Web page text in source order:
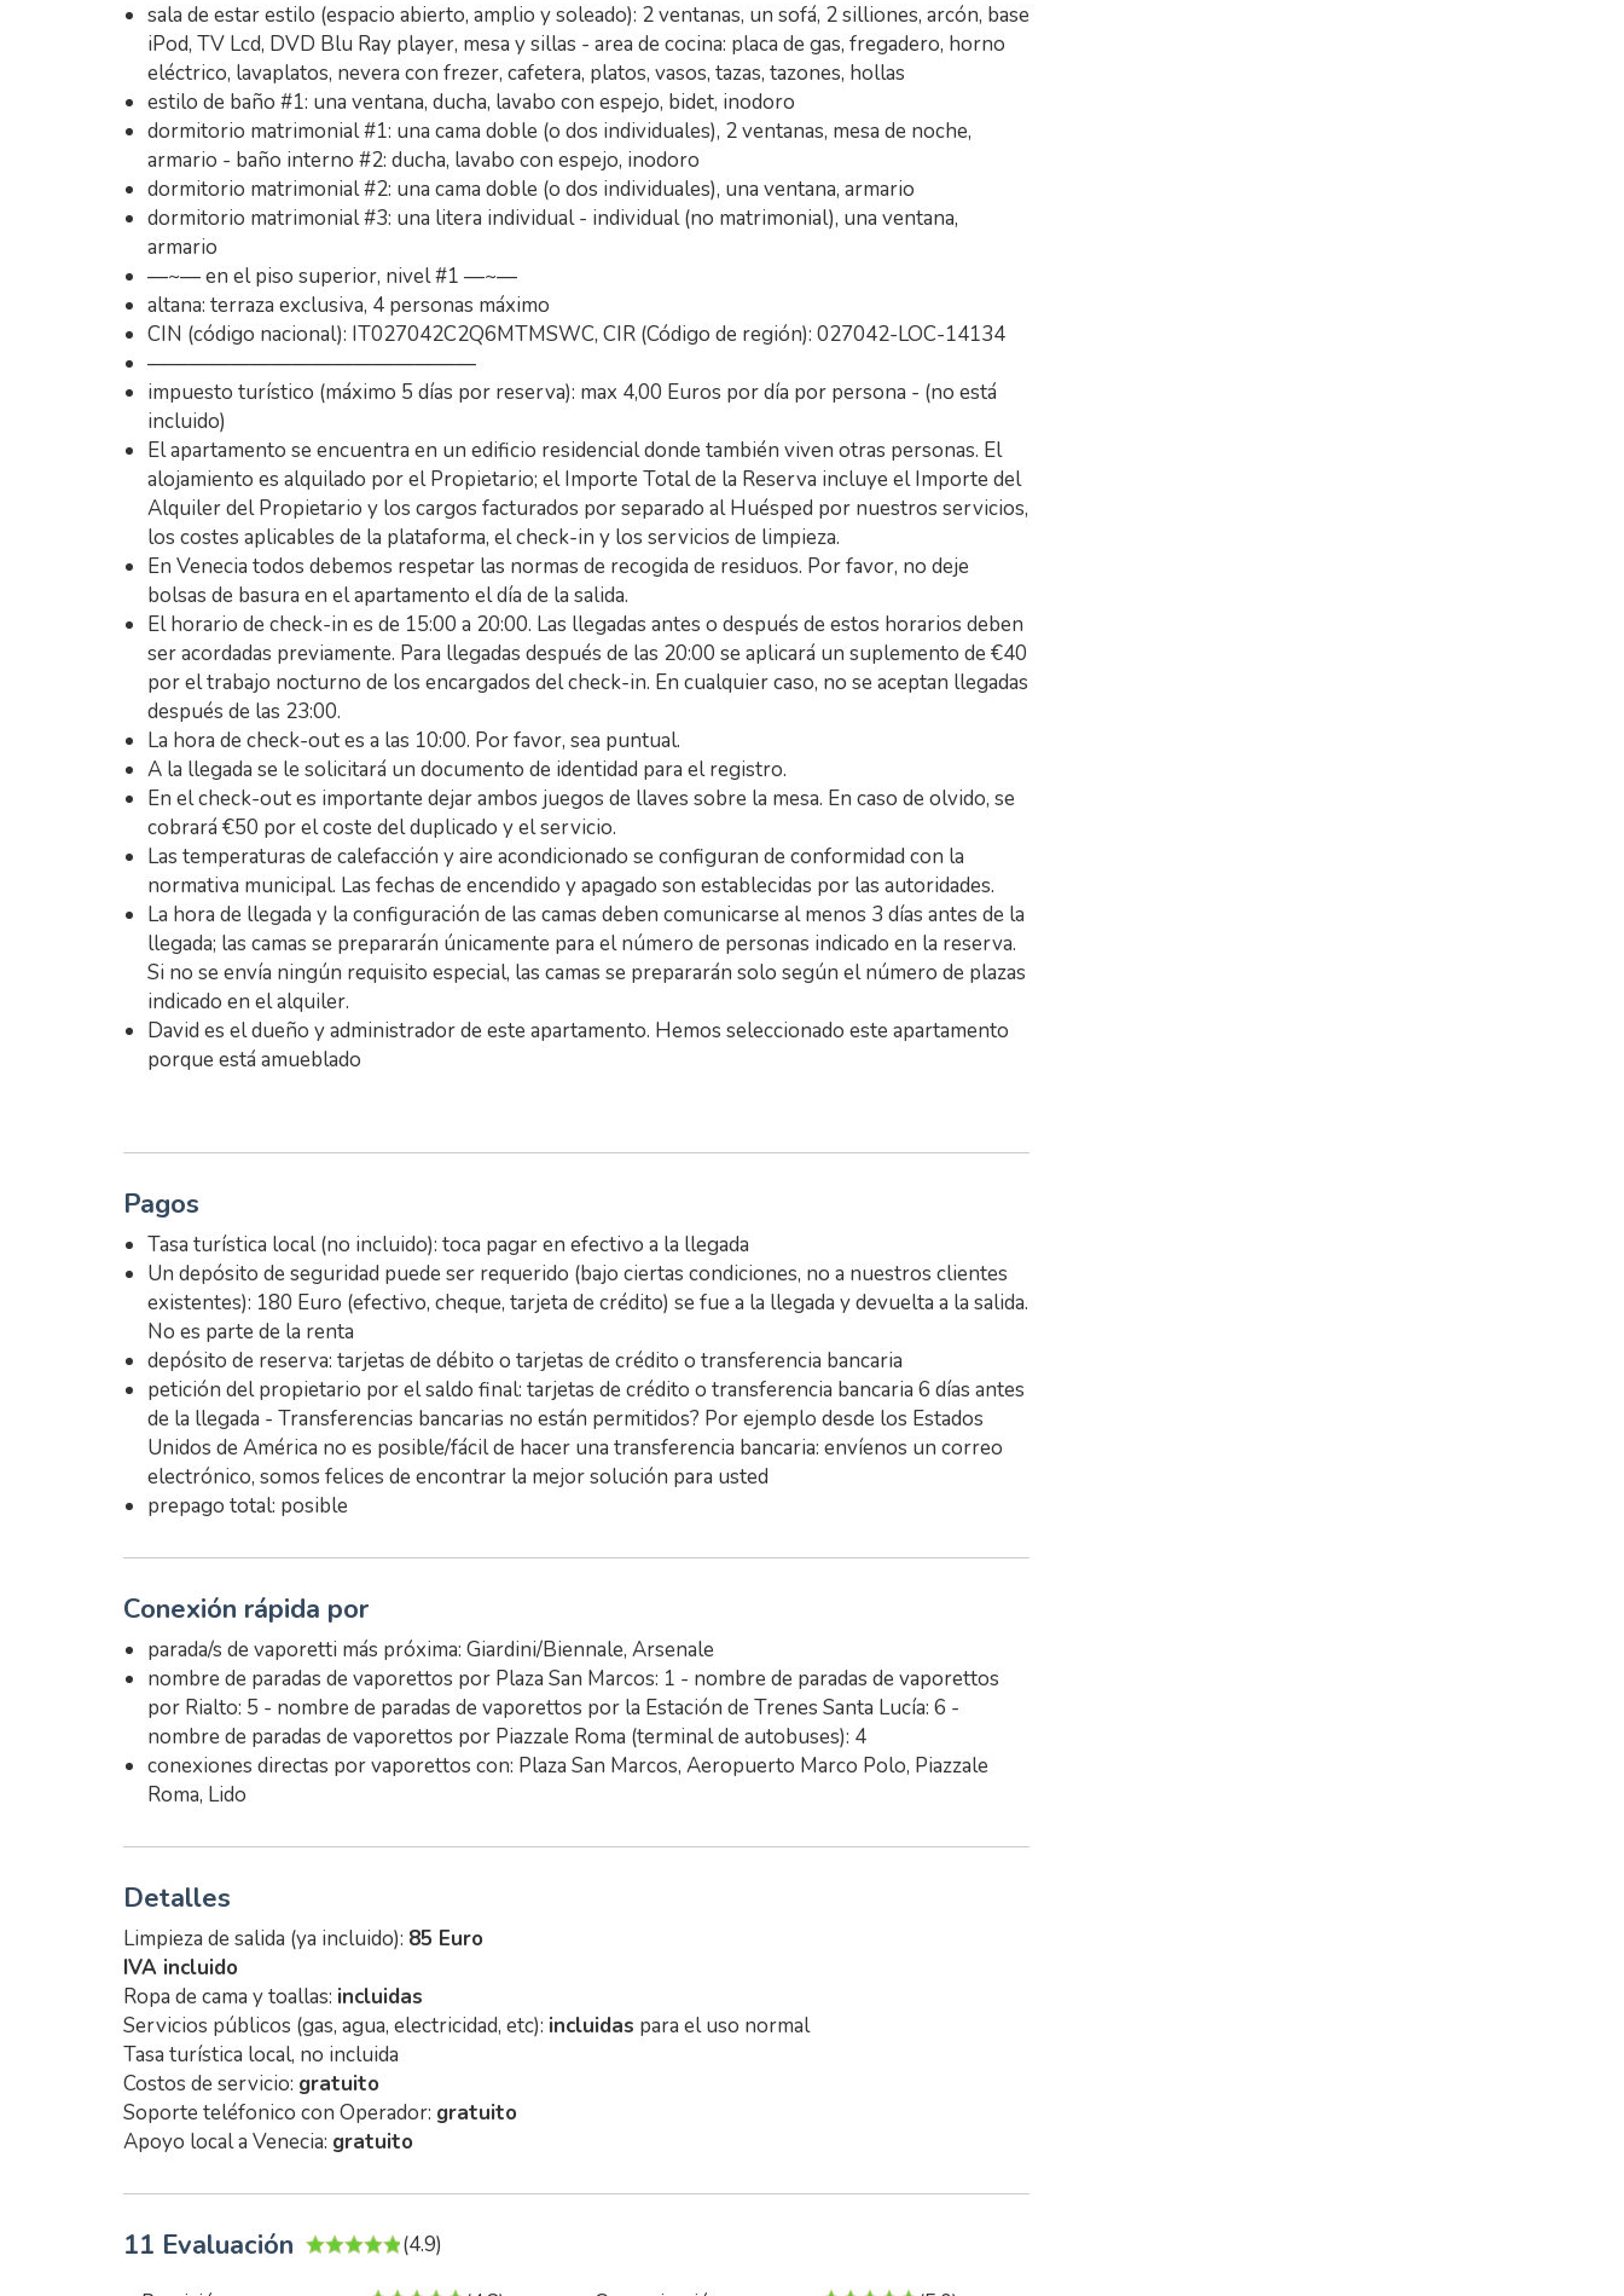
sala de estar estilo (espacio abierto, amplio y soleado): 2 ventanas, un sofá, 2 silliones, arcón, base
iPod, TV Lcd, DVD Blu Ray player, mesa y sillas - area de cocina: placa de gas, fregadero, horno
eléctrico, lavaplatos, nevera con frezer, cafetera, platos, vasos, tazas, tazones, hollas
estilo de baño #1: una ventana, ducha, lavabo con espejo, bidet, inodoro
dormitorio matrimonial #1: una cama doble (o dos individuales), 2 ventanas, mesa de noche,
armario - baño interno #2: ducha, lavabo con espejo, inodoro
dormitorio matrimonial #2: una cama doble (o dos individuales), una ventana, armario
dormitorio matrimonial #3: una litera individual - individual (no matrimonial), una ventana,
armario
—~— en el piso superior, nivel #1 —~—
altana: terraza exclusiva, 4 personas máximo
CIN (código nacional): IT027042C2Q6MTMSWC, CIR (Código de región): 027042-LOC-14134
————————————————
impuesto turístico (máximo 5 días por reserva): max 4,00 Euros por día por persona - (no está
incluido)
El apartamento se encuentra en un edificio residencial donde también viven otras personas. El
alojamiento es alquilado por el Propietario; el Importe Total de la Reserva incluye el Importe del
Alquiler del Propietario y los cargos facturados por separado al Huésped por nuestros servicios,
los costes aplicables de la plataforma, el check-in y los servicios de limpieza.
En Venecia todos debemos respetar las normas de recogida de residuos. Por favor, no deje
bolsas de basura en el apartamento el día de la salida.
El horario de check-in es de 15:00 a 20:00. Las llegadas antes o después de estos horarios deben
ser acordadas previamente. Para llegadas después de las 20:00 se aplicará un suplemento de €40
por el trabajo nocturno de los encargados del check-in. En cualquier caso, no se aceptan llegadas
después de las 23:00.
La hora de check-out es a las 10:00. Por favor, sea puntual.
A la llegada se le solicitará un documento de identidad para el registro.
En el check-out es importante dejar ambos juegos de llaves sobre la mesa. En caso de olvido, se
cobrará €50 por el coste del duplicado y el servicio.
Las temperaturas de calefacción y aire acondicionado se configuran de conformidad con la
normativa municipal. Las fechas de encendido y apagado son establecidas por las autoridades.
La hora de llegada y la configuración de las camas deben comunicarse al menos 3 días antes de la
llegada; las camas se prepararán únicamente para el número de personas indicado en la reserva.
Si no se envía ningún requisito especial, las camas se prepararán solo según el número de plazas
indicado en el alquiler.
David es el dueño y administrador de este apartamento. Hemos seleccionado este apartamento
porque está amueblado
Pagos
Tasa turística local (no incluido): toca pagar en efectivo a la llegada
Un depósito de seguridad puede ser requerido (bajo ciertas condiciones, no a nuestros clientes
existentes): 180 Euro (efectivo, cheque, tarjeta de crédito) se fue a la llegada y devuelta a la salida.
No es parte de la renta
depósito de reserva: tarjetas de débito o tarjetas de crédito o transferencia bancaria
petición del propietario por el saldo final: tarjetas de crédito o transferencia bancaria 6 días antes
de la llegada - Transferencias bancarias no están permitidos? Por ejemplo desde los Estados
Unidos de América no es posible/fácil de hacer una transferencia bancaria: envíenos un correo
electrónico, somos felices de encontrar la mejor solución para usted
prepago total: posible
Conexión rápida por
parada/s de vaporetti más próxima: Giardini/Biennale, Arsenale
nombre de paradas de vaporettos por Plaza San Marcos: 1 - nombre de paradas de vaporettos
por Rialto: 5 - nombre de paradas de vaporettos por la Estación de Trenes Santa Lucía: 6 -
nombre de paradas de vaporettos por Piazzale Roma (terminal de autobuses): 4
conexiones directas por vaporettos con: Plaza San Marcos, Aeropuerto Marco Polo, Piazzale
Roma, Lido
Detalles
Limpieza de salida (ya incluido): 85 Euro
IVA incluido
Ropa de cama y toallas: incluidas
Servicios públicos (gas, agua, electricidad, etc): incluidas para el uso normal
Tasa turística local, no incluida
Costos de servicio: gratuito
Soporte teléfonico con Operador: gratuito
Apoyo local a Venecia: gratuito
11 Evaluación (4.9)